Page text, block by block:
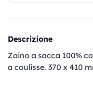
Descrizione
Zaino a sacca 100%
a coulisse. 370 x 410